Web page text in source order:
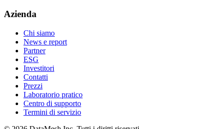
Azienda
Chi siamo
News e report
Partner
ESG
Investitori
Contatti
Prezzi
Laboratorio pratico
Centro di supporto
Termini di servizio